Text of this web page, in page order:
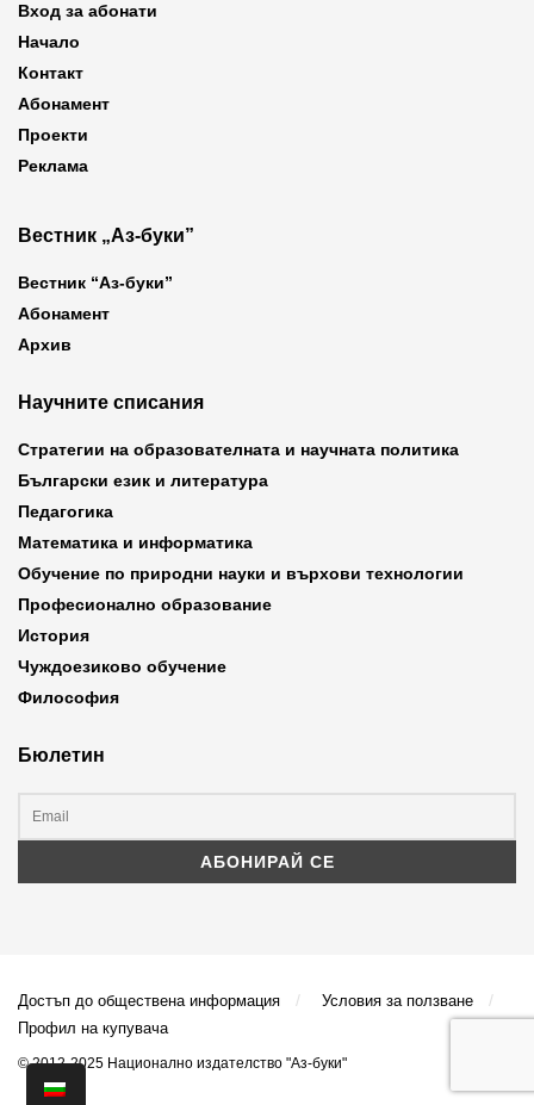
Вход за абонати
Начало
Контакт
Абонамент
Проекти
Реклама
Вестник „Аз-буки”
Вестник “Аз-буки”
Абонамент
Архив
Научните списания
Стратегии на образователната и научната политика
Български език и литература
Педагогика
Математика и информатика
Обучение по природни науки и върхови технологии
Професионално образование
История
Чуждоезиково обучение
Философия
Бюлетин
Достъп до обществена информация
Условия за ползване
Профил на купувача
© 2012-2025 Национално издателство "Аз-буки"